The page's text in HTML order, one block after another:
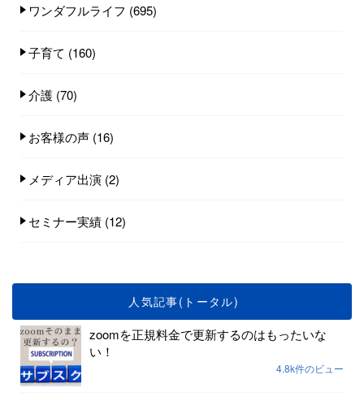
ワンダフルライフ (695)
子育て (160)
介護 (70)
お客様の声 (16)
メディア出演 (2)
セミナー実績 (12)
人気記事(トータル)
zoomを正規料金で更新するのはもったいな
い！
4.8k件のビュー